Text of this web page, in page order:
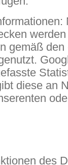
gemäß
diese an
des